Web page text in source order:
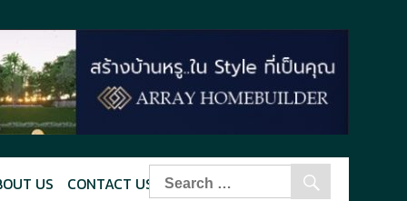
US CONTACT US